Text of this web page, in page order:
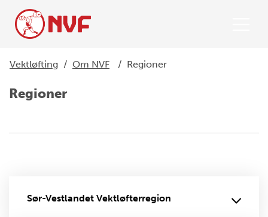
Vektløfting / Om NVF / Regioner
Regioner
Sør-Vestlandet Vektløfterregion